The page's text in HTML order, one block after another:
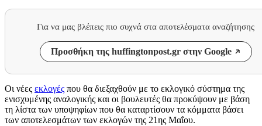
Για να μας βλέπεις πιο συχνά στα αποτελέσματα αναζήτησης
Προσθήκη της huffingtonpost.gr στην Google
Οι νέες εκλογές που θα διεξαχθούν με το εκλογικό σύστημα της
ενισχυμένης αναλογικής και οι βουλευτές θα προκύψουν με βάση
τη λίστα των υποψηφίων που θα καταρτίσουν τα κόμματα βάσει
των αποτελεσμάτων των εκλογών της 21ης Μαΐου.